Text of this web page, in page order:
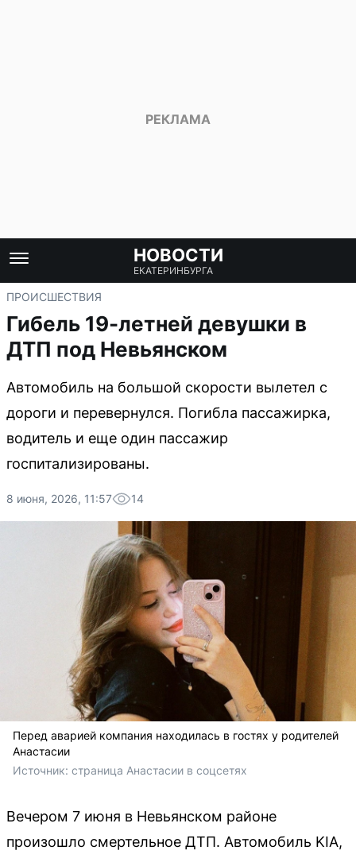
НОВОСТИ
ЕКАТЕРИНБУРГА
ПРОИСШЕСТВИЯ
Гибель 19-летней девушки в
ДТП под Невьянском
Автомобиль на большой скорости вылетел с
дороги и перевернулся. Погибла пассажирка,
водитель и еще один пассажир
госпитализированы.
8 июня, 2026, 11:57 14
Перед аварией компания находилась в гостях у родителей
Анастасии
Источник: страница Анастасии в соцсетях
Вечером 7 июня в Невьянском районе
произошло смертельное ДТП. Автомобиль KIA,